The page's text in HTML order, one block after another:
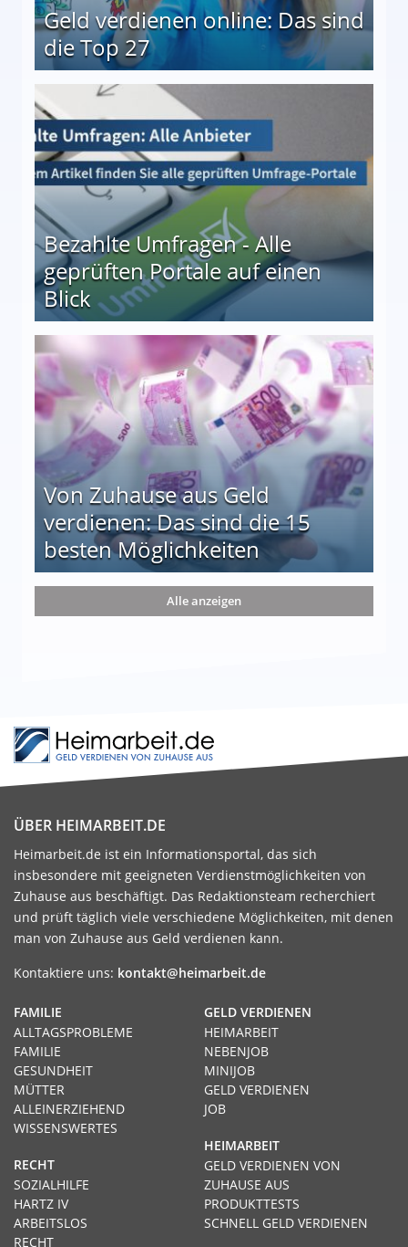
Geld verdienen online: Das sind
die Top 27
Bezahlte Umfragen - Alle
geprüften Portale auf einen
Blick
auf einen Blick
Von Zuhause aus Geld
verdienen: Das sind die 15
besten Möglichkeiten
die 15 besten Möglichkeiten
Alle anzeigen
ÜBER HEIMARBEIT.DE
Heimarbeit.de ist ein Informationsportal, das sich
insbesondere mit geeigneten Verdienstmöglichkeiten von
Zuhause aus beschäftigt. Das Redaktionsteam recherchiert
und prüft täglich viele verschiedene Möglichkeiten, mit denen
man von Zuhause aus Geld verdienen kann.
Kontaktiere uns: kontakt@heimarbeit.de
GELD VERDIENEN
HEIMARBEIT
NEBENJOB
MINIJOB
GELD VERDIENEN
JOB
HEIMARBEIT
GELD VERDIENEN VON
ZUHAUSE AUS
PRODUKTTESTS
SCHNELL GELD VERDIENEN
FAMILIE
ALLTAGSPROBLEME
FAMILIE
GESUNDHEIT
MÜTTER
ALLEINERZIEHEND
WISSENSWERTES
RECHT
SOZIALHILFE
HARTZ IV
ARBEITSLOS
RECHT